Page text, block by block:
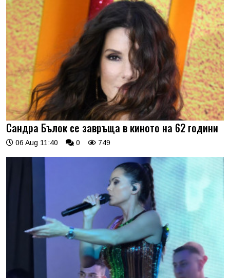
Сандра Бълок се завръща в киното на 62 години
06 Aug 11:40 0 749